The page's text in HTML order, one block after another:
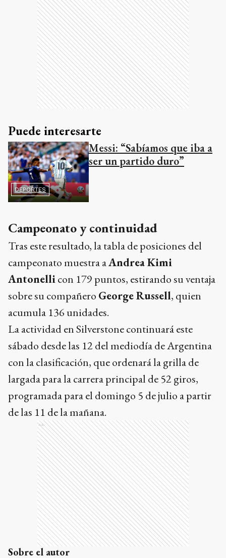
Puede interesarte
DEPORTES
Messi: “Sabíamos que iba a
ser un partido duro”
Campeonato y continuidad
Tras este resultado, la tabla de posiciones del
campeonato muestra aAndrea Kimi
Antonellicon 179 puntos, estirando su ventaja
sobre su compañero George Russell, quien
acumula 136 unidades.
La actividad en Silverstone continuará este
sábado desde las 12 del mediodía de Argentina
con la clasificación, que ordenará la grilla de
largada para la carrera principal de 52 giros,
programada para el domingo 5 de julio a partir
de las 11 de la mañana.
Ads
Sobre el autor